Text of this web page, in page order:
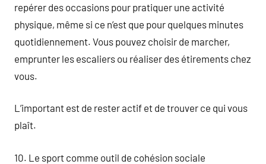
repérer des occasions pour pratiquer une activité
physique, même si ce n’est que pour quelques minutes
quotidiennement. Vous pouvez choisir de marcher,
emprunter les escaliers ou réaliser des étirements chez
vous.
L’important est de rester actif et de trouver ce qui vous
plaît.
10. Le sport comme outil de cohésion sociale